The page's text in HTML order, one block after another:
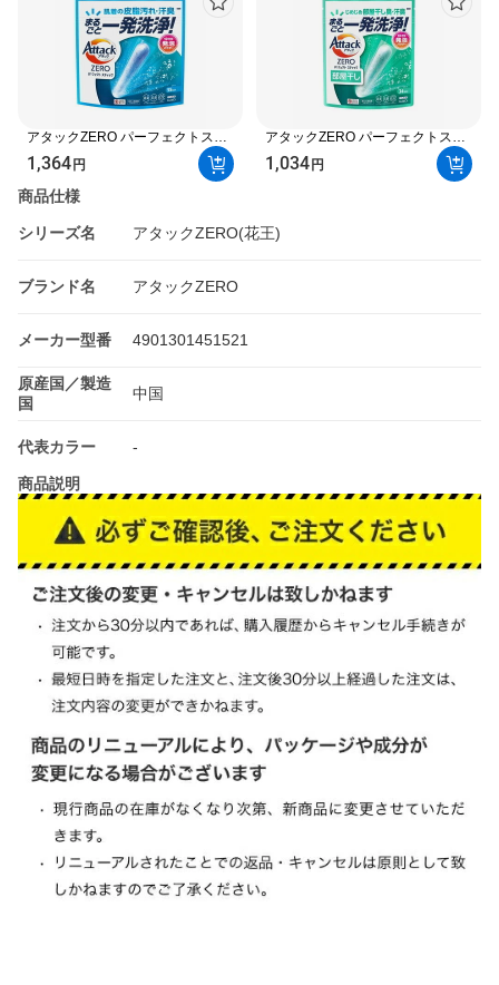
アタックZERO パーフェクトステ
ィック 55本 【アタックZERO】
洗濯洗剤
1,364円
アタックZERO パーフェクトステ
ィック 部屋干し 34本 【アタック
ZERO】 洗濯洗剤
1,034円
商品仕様
シリーズ名 アタックZERO(花王)
ブランド名 アタックZERO
メーカー型番 4901301451521
原産国／製造
国
中国
代表カラー -
商品説明